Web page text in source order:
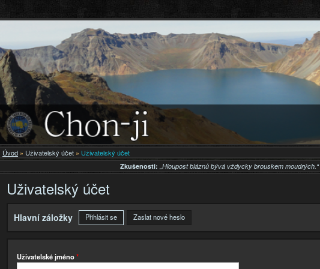
hlavnímu
obsahu
Úvod » Uživatelský účet » Uživatelský účet
Zkušenosti: „Hloupost bláznů bývá vždycky brouskem moudrých.“
Uživatelský účet
Hlavní záložky Přihlásit se (aktivní záložka)
Zaslat nové heslo
Uživatelské jméno*